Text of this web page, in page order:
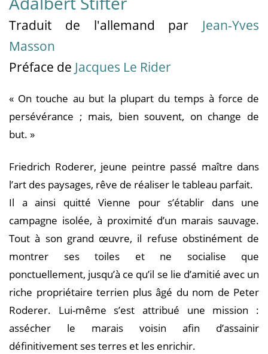
Traduit de l'allemand par Jean-Yves
Masson
Préface de Jacques Le Rider
« On touche au but la plupart du temps à force de
persévérance ; mais, bien souvent, on change de
but. »
Friedrich Roderer, jeune peintre passé maître dans
l’art des paysages, rêve de réaliser le tableau parfait.
Il a ainsi quitté Vienne pour s’établir dans une
campagne isolée, à proximité d’un marais sauvage.
Tout à son grand œuvre, il refuse obstinément de
montrer ses toiles et ne socialise que
ponctuellement, jusqu’à ce qu’il se lie d’amitié avec un
riche propriétaire terrien plus âgé du nom de Peter
Roderer. Lui-même s’est attribué une mission :
assécher le marais voisin afin d’assainir
définitivement ses terres et les enrichir.